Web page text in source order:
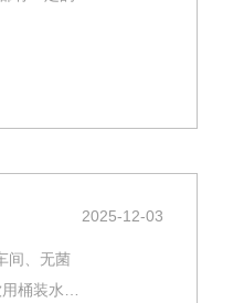
2025-12-03
间、无菌
桶装水车